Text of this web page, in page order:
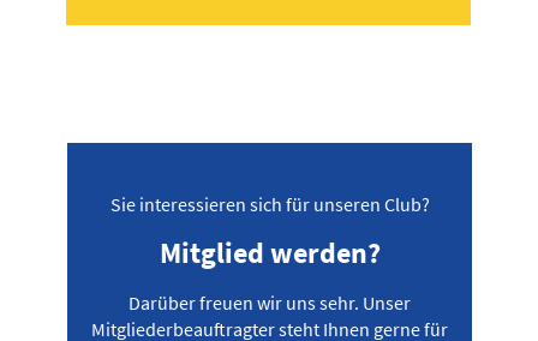
Sie interessieren sich für unseren Club?
Mitglied werden?
Darüber freuen wir uns sehr. Unser
Mitgliederbeauftragter steht Ihnen gerne für